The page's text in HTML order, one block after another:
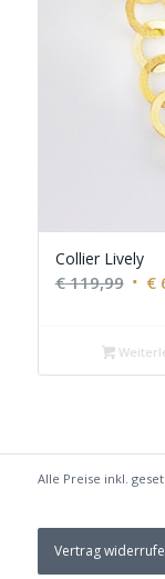
Collier Lively
€119,99
€
€
Alle Preise inkl.
Vertrag